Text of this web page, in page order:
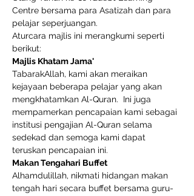
Centre bersama para Asatizah dan para
pelajar seperjuangan.
Aturcara majlis ini merangkumi seperti
berikut:
Majlis Khatam Jama'
TabarakAllah, kami akan meraikan
kejayaan beberapa pelajar yang akan
mengkhatamkan Al-Quran.  Ini juga
mempamerkan pencapaian kami sebagai
institusi pengajian Al-Quran selama
sedekad dan semoga kami dapat
teruskan pencapaian ini.
Makan Tengahari Buffet
Alhamdulillah, nikmati hidangan makan
tengah hari secara buffet bersama guru-